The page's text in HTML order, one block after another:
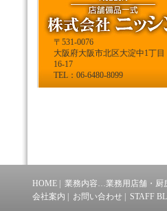
〒531-0076
大阪府大阪市北区大淀中1丁目
16-17
TEL：06-6480-8099
HOME 業務内容…業務用店舗・厨
会社案内
お問い合わせ STAFF